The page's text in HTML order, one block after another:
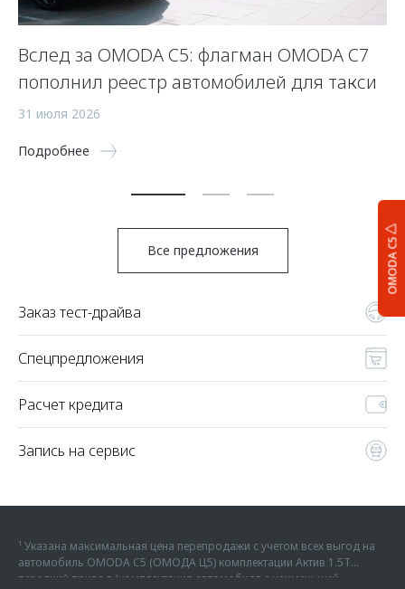
OMODA C5
Вслед за OMODA C5: флагман OMODA C7
пополнил реестр автомобилей для такси
31 июля 2026
Подробнее
Все предложения
Заказ тест-драйва
Спецпредложения
Расчет кредита
Запись на сервис
¹ Указана максимальная цена перепродажи с учетом всех выгод на
автомобиль OMODA C5 (ОМОДА Ц5) комплектации Актив 1.5Т
передний привод (комплектация автомобиля с наименьшей